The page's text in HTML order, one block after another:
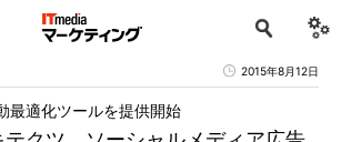
2015年8月12日
最適化ツールを提供開始